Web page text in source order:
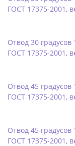
ГОСТ 17375-2001,
Отвод 30 градусов
ГОСТ 17375-2001,
Отвод 45 градусов
ГОСТ 17375-2001,
Отвод 45 градусов
ГОСТ 17375-2001,